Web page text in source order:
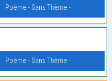
Poème - Sans Thème -
Poème - Sans Thème -